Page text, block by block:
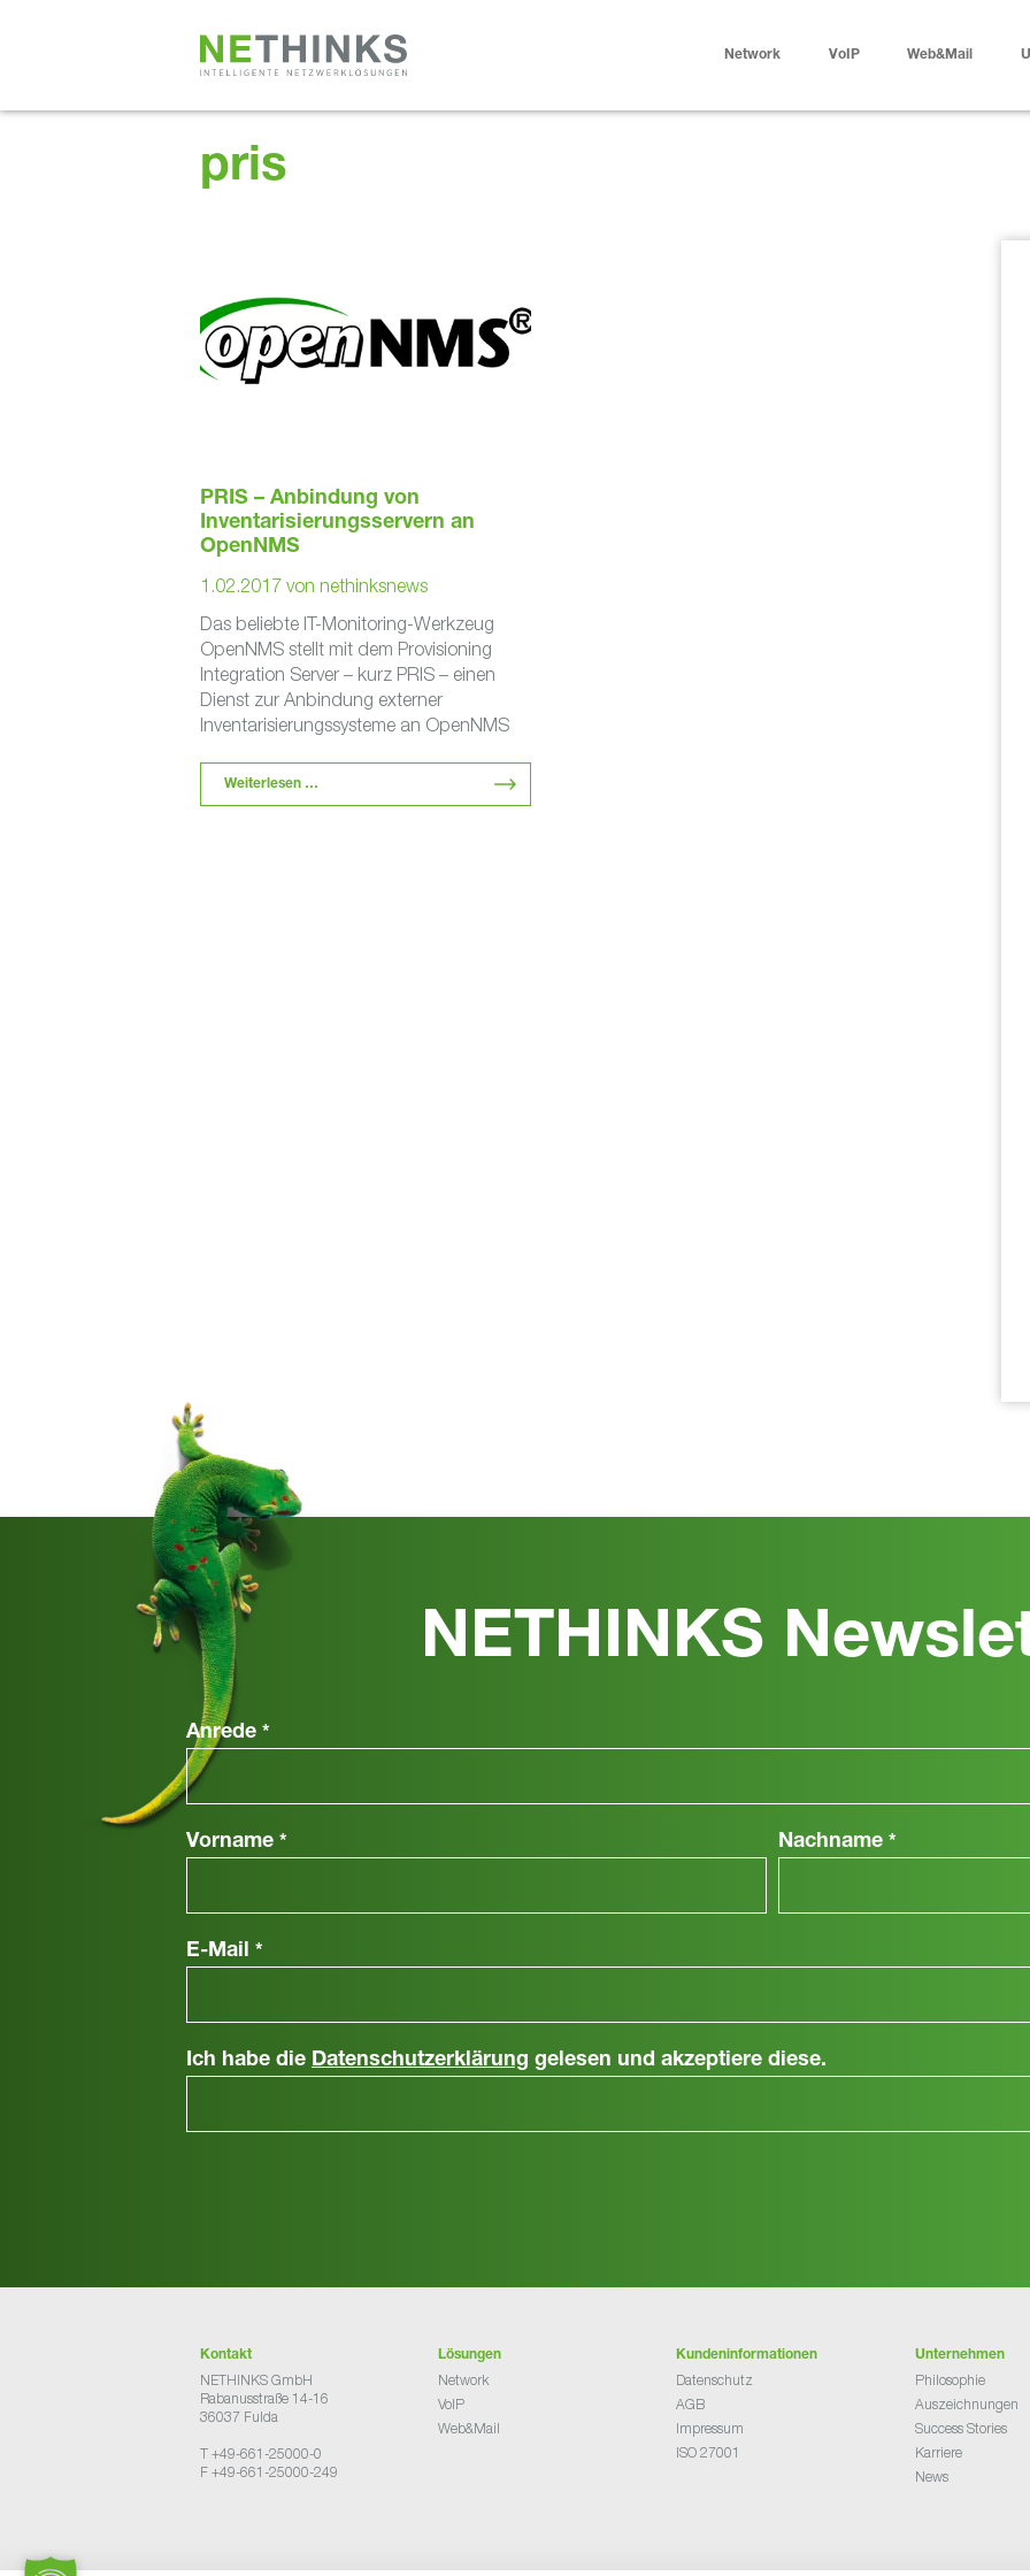
Network VoIP Web&Mail
pris
PRIS – Anbindung von
Inventarisierungsservern an
OpenNMS
1.02.2017 von nethinksnews
Das beliebte IT-Monitoring-Werkzeug
OpenNMS stellt mit dem Provisioning
Integration Server – kurz PRIS – einen
Dienst zur Anbindung externer
Inventarisierungssysteme an OpenNMS
OpenNMS …
Weiterlesen …
NETHINKS
Anrede *
Vorname * Nachname *
E-Mail *
Ich habe die Datenschutzerklärung gelesen und akzeptiere diese.
Kontakt
NETHINKS GmbH
Rabanusstraße 14-16
36037 Fulda
T +49-661-25000-0
F +49-661-25000-249
Lösungen
Network
VoIP
Web&Mail
Kundeninformationen
Datenschutz
AGB
Impressum
ISO 27001
Unternehmen
Philosophie
Auszeichnungen
Success Stories
Karriere
News